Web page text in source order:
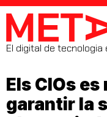
MetaData
El digital de tecnologia
Els CIOs
garantir la